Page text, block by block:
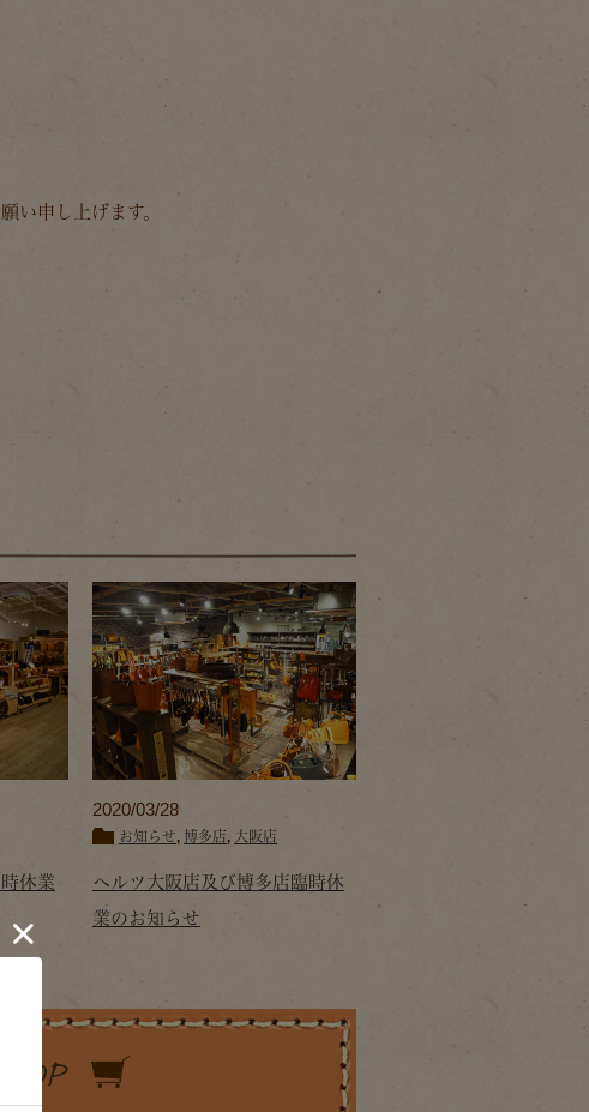
い申し上げます。
休業
2020/03/28
お知らせ, 博多店, 大阪店
ヘルツ大阪店及び博多店臨時休
業のお知らせ